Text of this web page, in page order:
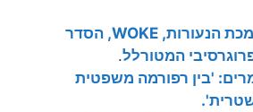
הרחבה על מכת הנעורות, WOKE, הסדר
המטורלל.
'בין רפורמה משפטית